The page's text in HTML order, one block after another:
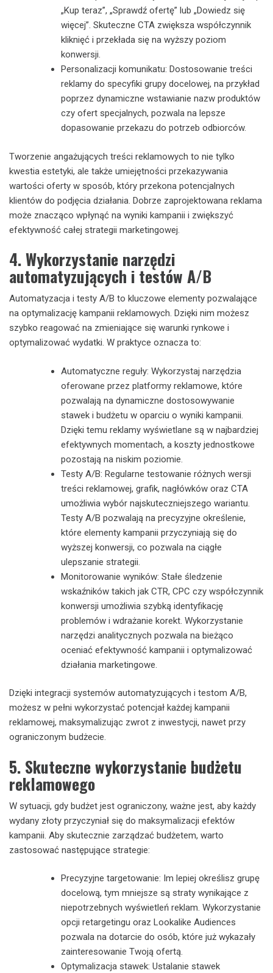
„Kup teraz”, „Sprawdź ofertę” lub „Dowiedz się
więcej”. Skuteczne CTA zwiększa współczynnik
kliknięć i przekłada się na wyższy poziom
konwersji.
Personalizacji komunikatu: Dostosowanie treści
reklamy do specyfiki grupy docelowej, na przykład
poprzez dynamiczne wstawianie nazw produktów
czy ofert specjalnych, pozwala na lepsze
dopasowanie przekazu do potrzeb odbiorców.
Tworzenie angażujących treści reklamowych to nie tylko
kwestia estetyki, ale także umiejętności przekazywania
wartości oferty w sposób, który przekona potencjalnych
klientów do podjęcia działania. Dobrze zaprojektowana reklama
może znacząco wpłynąć na wyniki kampanii i zwiększyć
efektywność całej strategii marketingowej.
4. Wykorzystanie narzędzi
automatyzujących i testów A/B
Automatyzacja i testy A/B to kluczowe elementy pozwalające
na optymalizację kampanii reklamowych. Dzięki nim możesz
szybko reagować na zmieniające się warunki rynkowe i
optymalizować wydatki. W praktyce oznacza to:
Automatyczne reguły: Wykorzystaj narzędzia
oferowane przez platformy reklamowe, które
pozwalają na dynamiczne dostosowywanie
stawek i budżetu w oparciu o wyniki kampanii.
Dzięki temu reklamy wyświetlane są w najbardziej
efektywnych momentach, a koszty jednostkowe
pozostają na niskim poziomie.
Testy A/B: Regularne testowanie różnych wersji
treści reklamowej, grafik, nagłówków oraz CTA
umożliwia wybór najskuteczniejszego wariantu.
Testy A/B pozwalają na precyzyjne określenie,
które elementy kampanii przyczyniają się do
wyższej konwersji, co pozwala na ciągłe
ulepszanie strategii.
Monitorowanie wyników: Stałe śledzenie
wskaźników takich jak CTR, CPC czy współczynnik
konwersji umożliwia szybką identyfikację
problemów i wdrażanie korekt. Wykorzystanie
narzędzi analitycznych pozwala na bieżąco
oceniać efektywność kampanii i optymalizować
działania marketingowe.
Dzięki integracji systemów automatyzujących i testom A/B,
możesz w pełni wykorzystać potencjał każdej kampanii
reklamowej, maksymalizując zwrot z inwestycji, nawet przy
ograniczonym budżecie.
5. Skuteczne wykorzystanie budżetu
reklamowego
W sytuacji, gdy budżet jest ograniczony, ważne jest, aby każdy
wydany złoty przyczyniał się do maksymalizacji efektów
kampanii. Aby skutecznie zarządzać budżetem, warto
zastosować następujące strategie:
Precyzyjne targetowanie: Im lepiej określisz grupę
docelową, tym mniejsze są straty wynikające z
niepotrzebnych wyświetleń reklam. Wykorzystanie
opcji retargetingu oraz Lookalike Audiences
pozwala na dotarcie do osób, które już wykazały
zainteresowanie Twoją ofertą.
Optymalizacja stawek: Ustalanie stawek